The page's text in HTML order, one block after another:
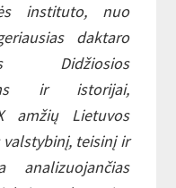
instituto, nuo
daktaro
Didžiosios
ir istorijai,
amžių Lietuvos
teisinį ir